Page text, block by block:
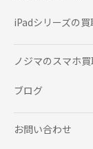
iPadシリーズの
ノジマのスマホ
ブログ
お問い合わせ